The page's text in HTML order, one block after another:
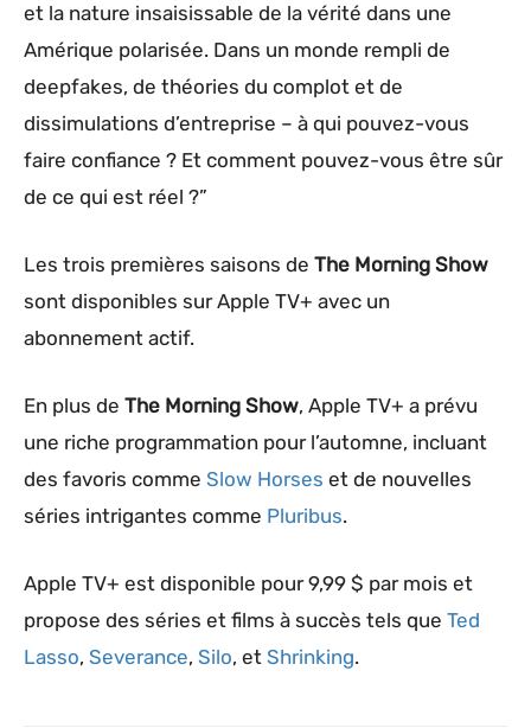
et la nature insaisissable de la vérité dans une
Amérique polarisée. Dans un monde rempli de
deepfakes, de théories du complot et de
dissimulations d’entreprise – à qui pouvez-vous
faire confiance ? Et comment pouvez-vous être sûr
de ce qui est réel ?”
Les trois premières saisons de The Morning Show
sont disponibles sur Apple TV+ avec un
abonnement actif.
En plus de The Morning Show, Apple TV+ a prévu
une riche programmation pour l’automne, incluant
des favoris comme Slow Horses et de nouvelles
séries intrigantes comme Pluribus.
Apple TV+ est disponible pour 9,99 $ par mois et
propose des séries et films à succès tels que Ted
Lasso, Severance, Silo, et Shrinking.